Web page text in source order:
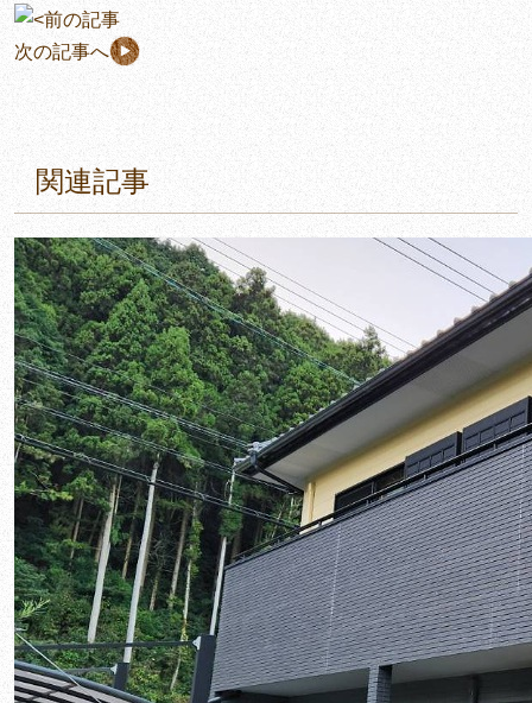
前の記事
次の記事へ
関連記事